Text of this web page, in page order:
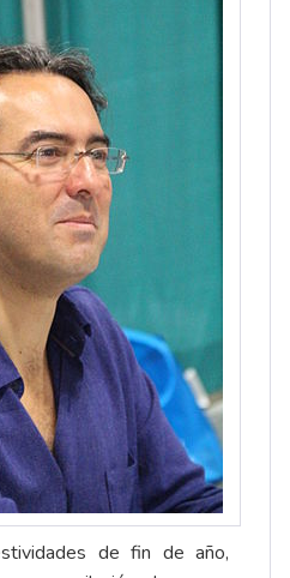
de fin de año,